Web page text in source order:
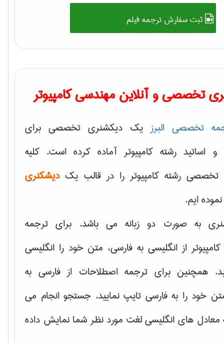
ثبت سفارش ترجمه فیلم
تخصصی و آنلاین مهندسی کامپیوتر
تخصصی البرزیک دیکشنری تخصصی برای
و اساتید رشته کامپیوتر آماده کرده است. کلیه
تخصصی رشته کامپیوتر را در قالب یکدیشکنری
نموده ایم.
به صورت دو زبانه می باشد. برای ترجمه
از انگلیسی به فارسی، متن خود را انگلیسی
همچنین برای ترجمه اصطلاحات از فارسی به
خود را به فارسی تایپ نمایید. جستجو انجام می
معادل های انگلیسی لغت مورد نظر شما نمایش داده